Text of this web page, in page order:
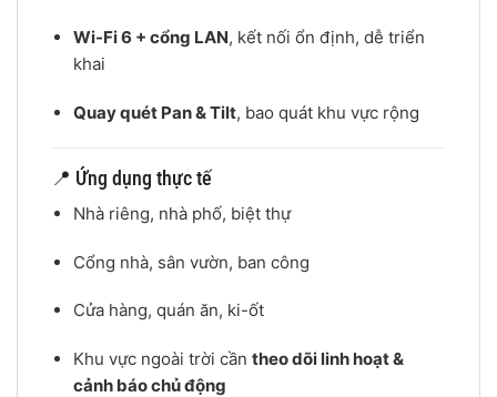
Wi-Fi 6 + cổng LAN, kết nối ổn định, dễ triển
khai
Quay quét Pan & Tilt, bao quát khu vực rộng
📍 Ứng dụng thực tế
Nhà riêng, nhà phố, biệt thự
Cổng nhà, sân vườn, ban công
Cửa hàng, quán ăn, ki-ốt
Khu vực ngoài trời cần theo dõi linh hoạt &
cảnh báo chủ động